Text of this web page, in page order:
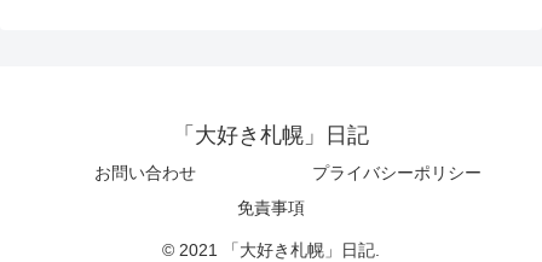
「大好き札幌」日記
お問い合わせ
プライバシーポリシー
免責事項
© 2021 「大好き札幌」日記.